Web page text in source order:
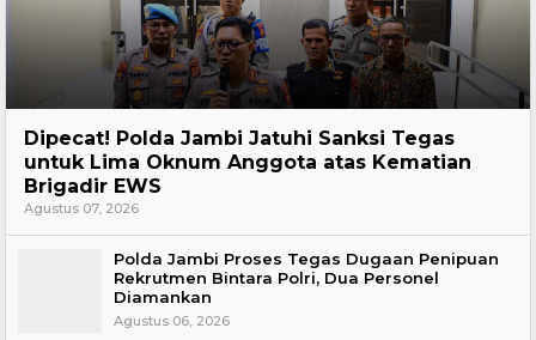
Dipecat! Polda Jambi Jatuhi Sanksi Tegas
untuk Lima Oknum Anggota atas Kematian
Brigadir EWS
Agustus 07, 2026
Polda Jambi Proses Tegas Dugaan Penipuan
Rekrutmen Bintara Polri, Dua Personel
Diamankan
Agustus 06, 2026